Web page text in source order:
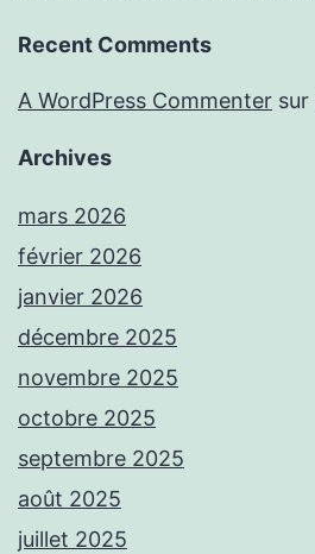
Recent Comments
A WordPress Commenter sur
Archives
mars 2026
février 2026
janvier 2026
décembre 2025
novembre 2025
octobre 2025
septembre 2025
août 2025
juillet 2025